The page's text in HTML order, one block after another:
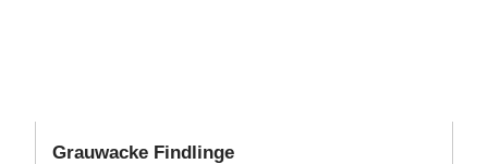
Grauwacke Findlinge